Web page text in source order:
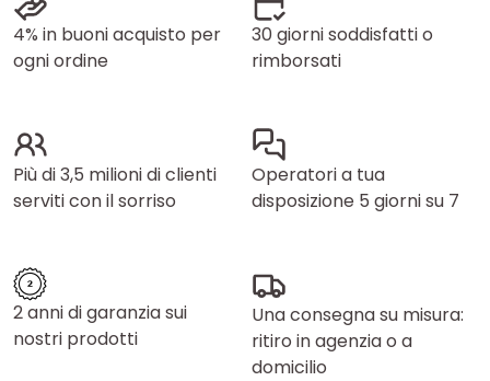
4% in buoni acquisto per
ogni ordine
30 giorni soddisfatti o
rimborsati
Più di 3,5 milioni di clienti
serviti con il sorriso
Operatori a tua
disposizione 5 giorni su 7
2 anni di garanzia sui
nostri prodotti
Una consegna su misura:
ritiro in agenzia o a
domicilio